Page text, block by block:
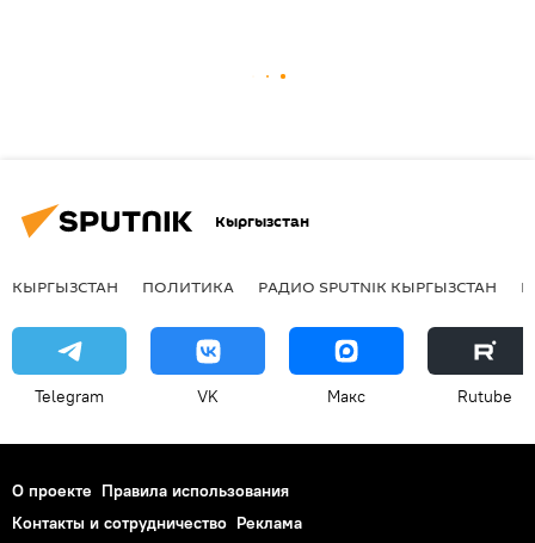
Кыргызстан
КЫРГЫЗСТАН ПОЛИТИКА РАДИО SPUTNIK КЫРГЫЗСТАН
Telegram VK Макс Rutube
О проекте Правила использования
Контакты и сотрудничество Реклама